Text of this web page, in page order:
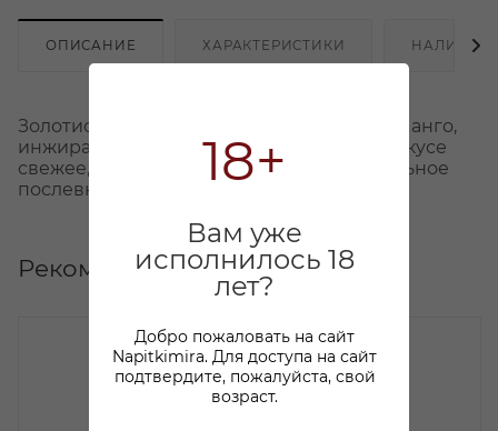
18+
Вам уже
исполнилось 18
лет?
Добро пожаловать на сайт
Napitkimira. Для доступа на сайт
подтвердите, пожалуйста, свой
возраст.
ОПИСАНИЕ ХАРАКТЕРИСТИКИ НАЛИЧИЕ
Золотистый цвет, в аромате ноты меда – манго,
инжира, а также сушеных абрикосов, во вкусе
свежее, с хорошей кислотностью. Длительное
послевкусие.
Рекомендуем